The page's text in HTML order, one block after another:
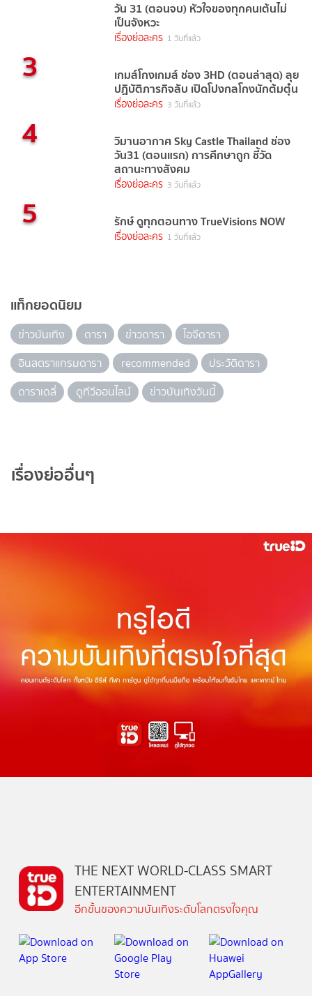
วัน 31 (ตอนจบ) หัวใจของทุกคนเต้นไม่
เป็นจังหวะ
เรื่องย่อละคร 1 วันที่แล้ว
3 เกมส์โกงเกมส์ ช่อง 3HD (ตอนล่าสุด) ลุย
ปฏิบัติภารกิจลับ เปิดโปงกลโกงนักต้มตุ๋น
เรื่องย่อละคร 3 วันที่แล้ว
4 วิมานอากาศ Sky Castle Thailand ช่อง
วัน31 (ตอนแรก) การศึกษาถูก ชี้วัด
สถานะทางสังคม
เรื่องย่อละคร 3 วันที่แล้ว
5 รักษ์ ดูทุกตอนทาง TrueVisions NOW
เรื่องย่อละคร 1 วันที่แล้ว
แท็กยอดนิยม
ข่าวบันเทิง ดารา ข่าวดารา
ไอจีดารา
อินสตราแกรมดารา
recommended
ประวัติดารา
ดาราเดลี่
ดูทีวีออนไลน์ ข่าวบันเทิงวันนี้
เรื่องย่ออื่นๆ
THE NEXT WORLD-CLASS SMART
ENTERTAINMENT
อีกขั้นของความบันเทิงระดับโลกตรงใจคุณ